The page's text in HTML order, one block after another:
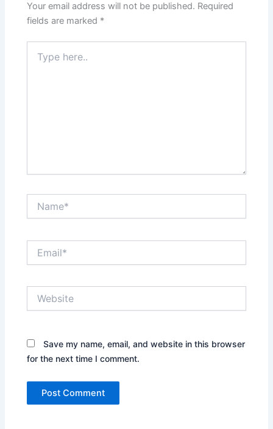
Your email address will not be published. Required
fields are marked *
here..
Save my name, email, and website in this browser
for the next time I comment.